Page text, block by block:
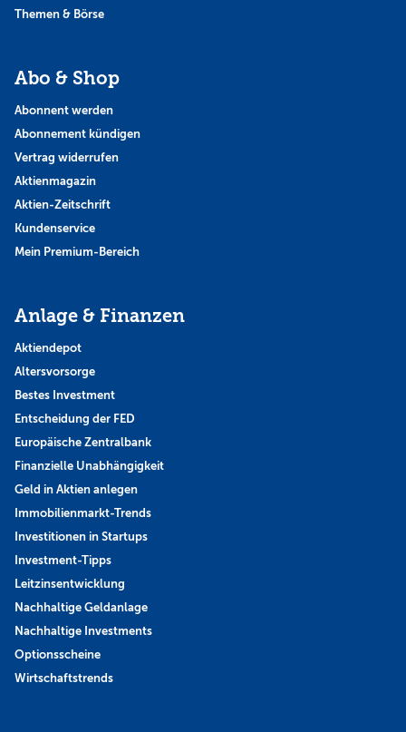
Themen & Börse
Abo & Shop
Abonnent werden
Abonnement kündigen
Vertrag widerrufen
Aktienmagazin
Aktien-Zeitschrift
Kundenservice
Mein Premium-Bereich
Anlage & Finanzen
Aktiendepot
Altersvorsorge
Bestes Investment
Entscheidung der FED
Europäische Zentralbank
Finanzielle Unabhängigkeit
Geld in Aktien anlegen
Immobilienmarkt-Trends
Investitionen in Startups
Investment-Tipps
Leitzinsentwicklung
Nachhaltige Geldanlage
Nachhaltige Investments
Optionsscheine
Wirtschaftstrends